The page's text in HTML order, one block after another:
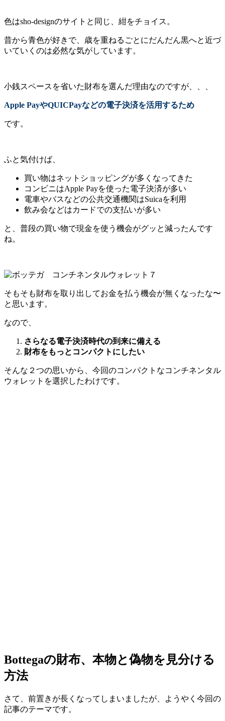
色はsho-designのサイトと同じ、紺をチョイス。
昔から青色が好きで、歳を重ねるごとにだんだん黒へと近づ
いていくのは必然な気がしています。
小銭スペースを省いた財布を選んだ理由なのですが、、、
Apple PayやQUICPayなどの電子決済を活用するため
です。
ふと気付けば、
買い物はネットショッピングが多くなってきた
コンビニはApple Payを使った電子決済が多い
電車やバスなどの公共交通機関はSuicaを利用
飲み会などはカードでの支払いが多い
と、普段の買い物で現金を使う機会がグッと減ったんです
ね。
そもそも財布を取り出してお金を払う機会が無くなったな〜
と思います。
なので、
さらなる電子決済時代の到来に備える
財布をもっとコンパクトにしたい
そんな２つの思いから、今回のコンパクトなコンチネンタル
ウォレットを選択したわけです。
Bottegaの財布、本物と偽物を見分ける
方法
さて、前置きが長くなってしまいましたが、ようやく今回の
記事のテーマです。